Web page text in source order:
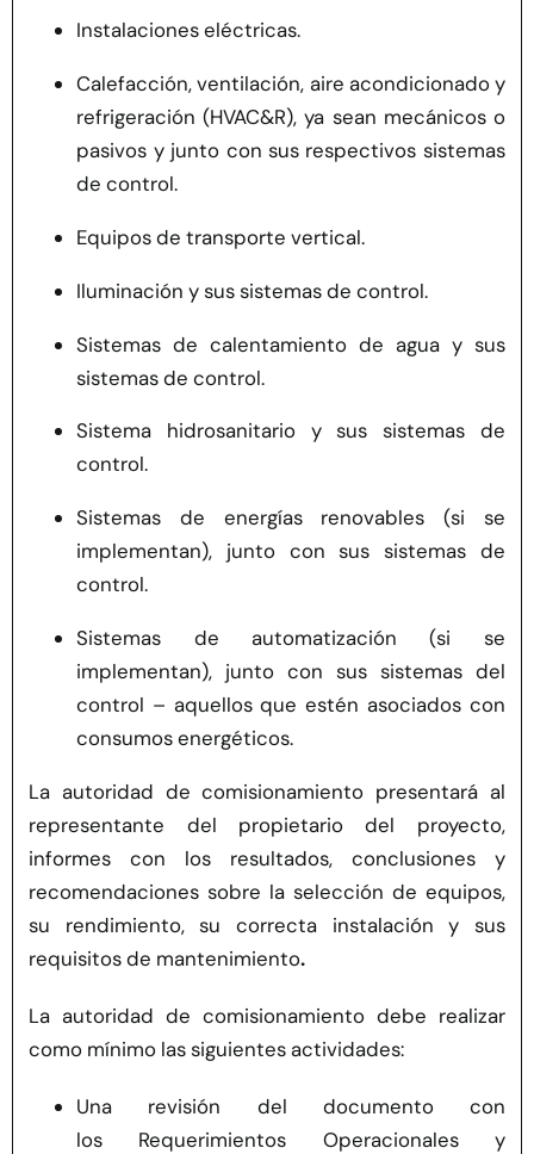
Instalaciones eléctricas.
Calefacción, ventilación, aire acondicionado y
refrigeración (HVAC&R), ya sean mecánicos o
pasivos y junto con sus respectivos sistemas
de control.
Equipos de transporte vertical.
Iluminación y sus sistemas de control.
Sistemas de calentamiento de agua y sus
sistemas de control.
Sistema hidrosanitario y sus sistemas de
control.
Sistemas de energías renovables (si se
implementan), junto con sus sistemas de
control.
Sistemas de automatización (si se
implementan), junto con sus sistemas del
control – aquellos que estén asociados con
consumos energéticos.
La autoridad de comisionamiento presentará al
representante del propietario del proyecto,
informes con los resultados, conclusiones y
recomendaciones sobre la selección de equipos,
su rendimiento, su correcta instalación y sus
requisitos de mantenimiento.
La autoridad de comisionamiento debe realizar
como mínimo las siguientes actividades:
Una revisión del documento con
los Requerimientos Operacionales y